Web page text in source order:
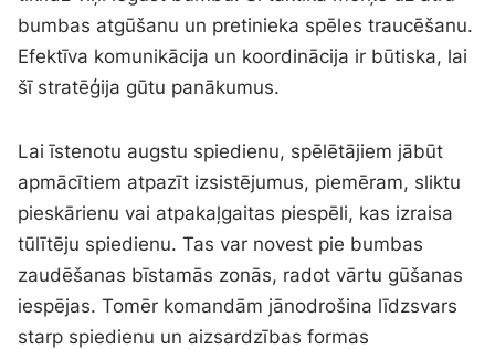
bumbas atgūšanu un pretinieka spēles traucēšanu.
Efektīva komunikācija un koordinācija ir būtiska, lai
šī stratēģija gūtu panākumus.
Lai īstenotu augstu spiedienu, spēlētājiem jābūt
apmācītiem atpazīt izsistējumus, piemēram, sliktu
pieskārienu vai atpakaļgaitas piespēli, kas izraisa
tūlītēju spiedienu. Tas var novest pie bumbas
zaudēšanas bīstamās zonās, radot vārtu gūšanas
iespējas. Tomēr komandām jānodrošina līdzsvars
starp spiedienu un aizsardzības formas